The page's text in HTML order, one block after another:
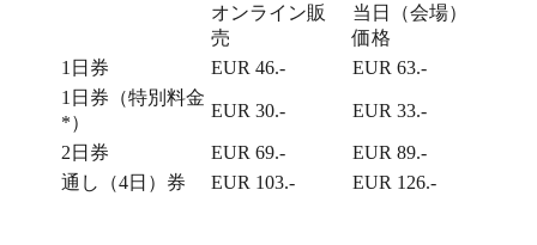
オンライン販
売
当日（会場）
価格
1日券
EUR 46.-
EUR 63.-
1日券（特別料金
*）
EUR 30.- EUR 33.-
2日券 EUR 69.-
EUR 89.-
通し（4日）券
EUR 103.- EUR 126.-